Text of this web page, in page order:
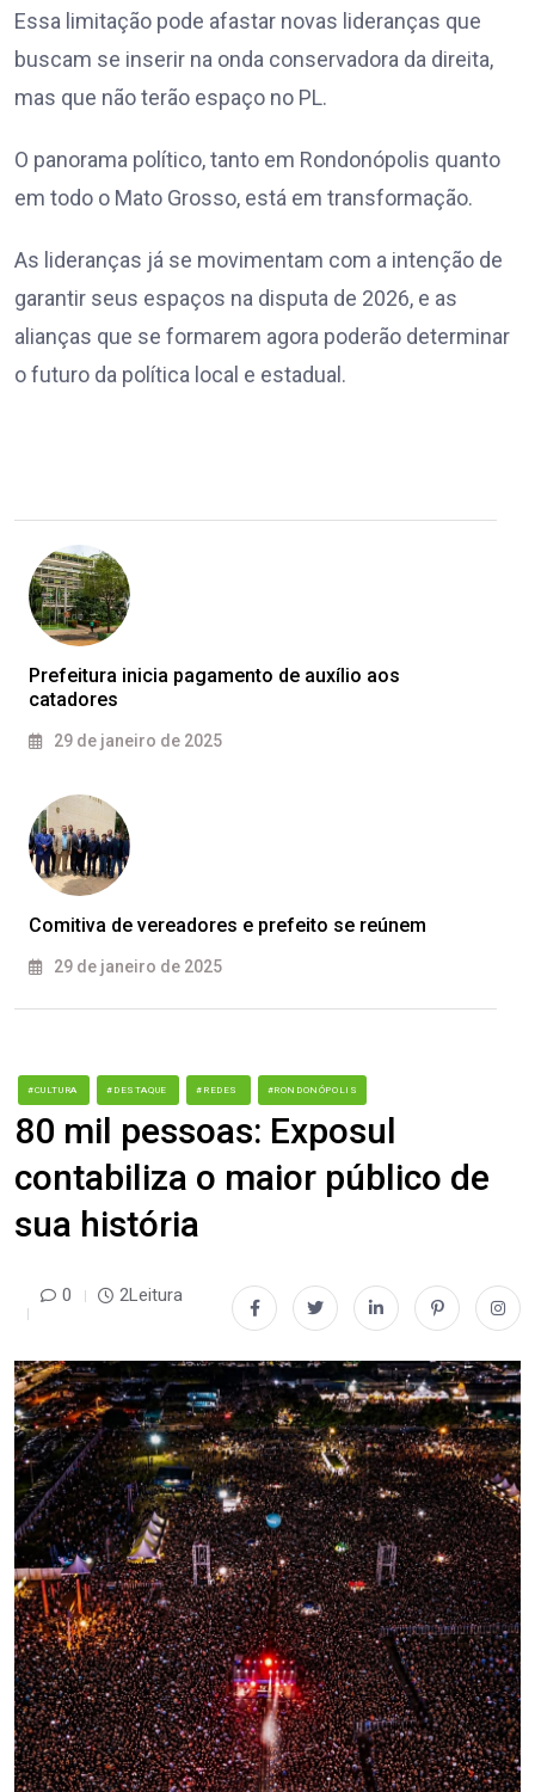
Essa limitação pode afastar novas lideranças que
buscam se inserir na onda conservadora da direita,
mas que não terão espaço no PL.
O panorama político, tanto em Rondonópolis quanto
em todo o Mato Grosso, está em transformação.
As lideranças já se movimentam com a intenção de
garantir seus espaços na disputa de 2026, e as
alianças que se formarem agora poderão determinar
o futuro da política local e estadual.
Prefeitura inicia pagamento de auxílio aos
catadores
29 de janeiro de 2025
Comitiva de vereadores e prefeito se reúnem
29 de janeiro de 2025
#CULTURA #DESTAQUE #REDES #RONDONÓPOLIS
80 mil pessoas: Exposul
contabiliza o maior público de
sua história
0 2Leitura